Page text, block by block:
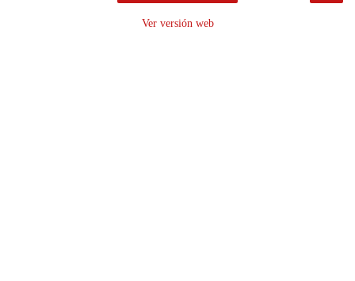
Ver versión web